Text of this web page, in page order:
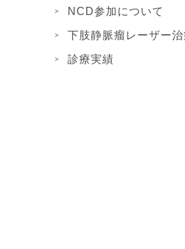
NCD参加について
下肢静脈瘤レーザー治
診療実績